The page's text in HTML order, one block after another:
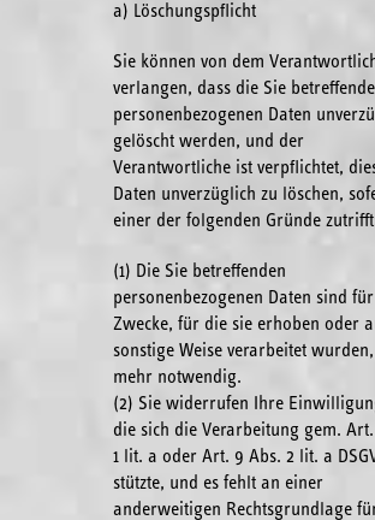
a) Löschungspflicht
Sie können von dem
verlangen, dass die Sie
personenbezogenen Daten
gelöscht werden, und der
Verantwortliche ist verpflichtet,
Daten unverzüglich zu löschen,
einer der folgenden Gründe
(1) Die Sie betreffenden
personenbezogenen Daten sind
Zwecke, für die sie erhoben oder
sonstige Weise verarbeitet
mehr notwendig.
(2) Sie widerrufen Ihre
die sich die Verarbeitung gem.
1 lit. a oder Art. 9 Abs. 2 lit. a
stützte, und es fehlt an einer
anderweitigen Rechtsgrundlage